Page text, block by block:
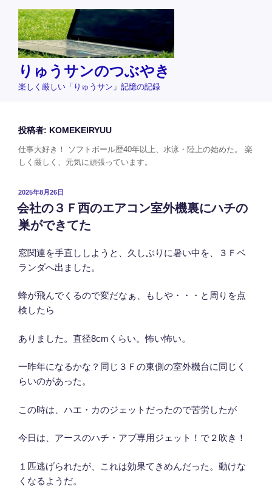
りゅうサンのつぶやき
楽しく厳しい「りゅうサン」記憶の記録
投稿者: KOMEKEIRYUU
仕事大好き！ ソフトボール歴40年以上、水泳・陸上の始めた。 楽
しく厳しく、元気に頑張っています。
投
稿
日:
2025年8月26日
会社の３Ｆ西のエアコン室外機裏にハチの
巣ができてた
窓関連を手直ししようと、久しぶりに暑い中を、３Ｆベ
ランダへ出ました。
蜂が飛んでくるので変だなぁ、もしや・・・と周りを点
検したら
ありました。直径8cmくらい。怖い怖い。
一昨年になるかな？同じ３Ｆの東側の室外機台に同じく
らいのがあった。
この時は、ハエ・カのジェットだったので苦労したが
今日は、アースのハチ・アブ専用ジェット！で２吹き！
１匹逃げられたが、これは効果てきめんだった。動けな
くなるようだ。